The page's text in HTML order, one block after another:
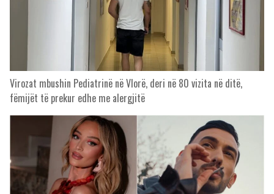
Virozat mbushin Pediatrinë në Vlorë, deri në 80 vizita në ditë,
fëmijët të prekur edhe me alergjitë